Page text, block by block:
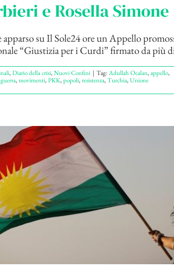
e Rosella Simone
su Il Sole24 ore un Appello
“Giustizia per i Curdi” firmato da più
,Diario della crisi,Nuovi Confini | Tag:Adullah Ocalan,appello,
guerra,movimenti,PKK,popoli,resistenza,Turchia,Unione